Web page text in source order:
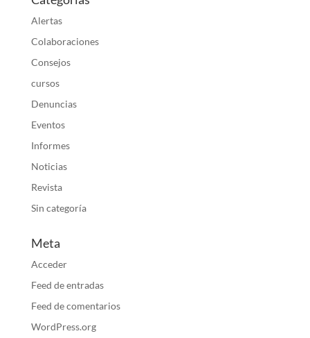
Alertas
Colaboraciones
Consejos
cursos
Denuncias
Eventos
Informes
Noticias
Revista
Sin categoría
Meta
Acceder
Feed de entradas
Feed de comentarios
WordPress.org